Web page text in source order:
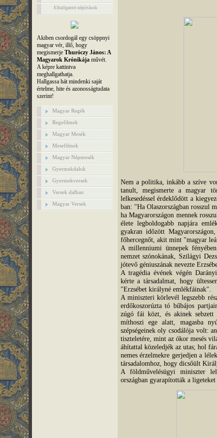
Elhallgatott népírtások
Akiben csordogál egy csöppnyi
magyar vér, illő, hogy
megismerje Thuróczy János: A
Magyarok Krónikájaművét.
A képre kattintva
meghallgathatja.
Hallgassa hát mindenki saját
értelme, hite és azonosságtudata
szerint!
Magyar Regék
Regefilmek
Magyar Mesék
Mesefilmek
Magyar Népmesék
Gyermekdalok
Gyermekversek
Versek dalban
Magyar Versek
Nem a politika, inkább a szíve
tanult, megismerte a magyar
lelkesedéssel érdeklődött a
ban: "Ha Olaszországban rosszul
ha Magyarországon mennek
élete legboldogabb napjára
gyakran időzött
főhercegnőt, akit mint "magyar
A millenniumi ünnepek
nemzet szónokának, Szilágyi
jótevő géniuszának nevezte
A tragédia évének végén
kérte a társadalmat, hogy
"Erzsébet királyné emlékfáinak".
A miniszteri körlevél legszebb
erdőkoszorúzta tó bűbájos
zúgó fái közt, és akinek
míthoszi ege alatt, magasba
szépségeinek oly csodálója volt:
tiszteletére, mint az ókor mesés
áhítattal közeledjék az utas; hol
nemes érzelmekre gerjedjen a
társadalomhoz, hogy dicsőült
A földművelésügyi miniszter
országban gyarapították a